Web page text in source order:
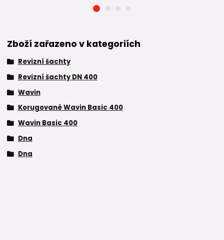
Zboží zařazeno v kategoriích
Revizní šachty
Revizní šachty DN 400
Wavin
Korugované Wavin Basic 400
Wavin Basic 400
Dna
Dna